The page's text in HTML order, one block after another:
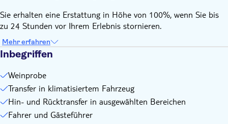
Sie erhalten eine Erstattung in Höhe von 100%, wenn Sie bis
zu 24 Stunden vor Ihrem Erlebnis stornieren.
Mehr erfahren
Inbegriffen
Weinprobe
Transfer in klimatisiertem Fahrzeug
Hin- und Rücktransfer in ausgewählten Bereichen
Fahrer und Gästeführer